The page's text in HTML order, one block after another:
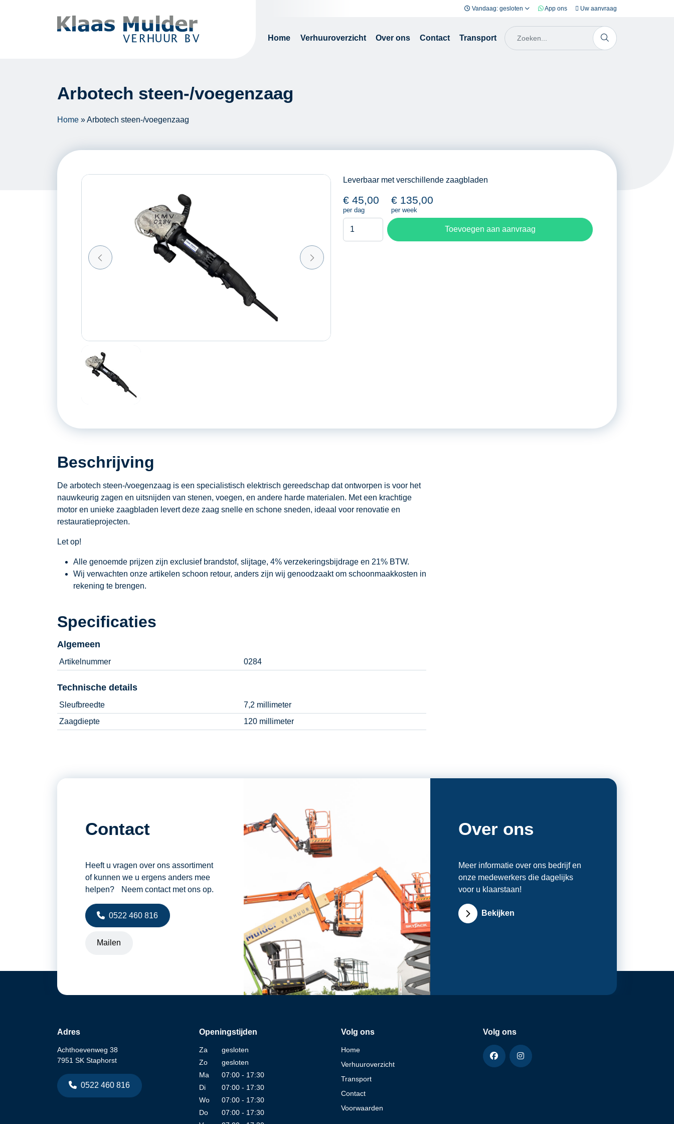
Vandaag: gesloten App ons Uw aanvraag
Home Verhuuroverzicht Over ons Contact Transport
Arbotech steen-/voegenzaag
Home »Arbotech steen-/voegenzaag
Leverbaar met verschillende zaagbladen
€ 45,00
per dag
€ 135,00
per week
steen-/voegenzaag
Toevoegen aan aanvraag
Beschrijving
De arbotech steen-/voegenzaag is een specialistisch elektrisch gereedschap dat ontworpen is voor het
nauwkeurig zagen en uitsnijden van stenen, voegen, en andere harde materialen. Met een krachtige
motor en unieke zaagbladen levert deze zaag snelle en schone sneden, ideaal voor renovatie en
restauratieprojecten.
Let op!
Alle genoemde prijzen zijn exclusief brandstof, slijtage, 4% verzekeringsbijdrage en 21% BTW.
Wij verwachten onze artikelen schoon retour, anders zijn wij genoodzaakt om schoonmaakkosten in
rekening te brengen.
Specificaties
Algemeen
Artikelnummer 0284
Technische details
Sleufbreedte
7,2 millimeter
Zaagdiepte
120 millimeter
Contact
Heeft u vragen over ons assortiment
of kunnen we u ergens anders mee
helpen? Neem contact met ons op.
0522 460 816
Mailen
Over ons
Meer informatie over ons bedrijf en
onze medewerkers die dagelijks
voor u klaarstaan!
Bekijken
Adres
Achthoevenweg 38
7951 SK Staphorst
0522 460 816
Openingstijden
Za
gesloten
Zo
gesloten
Ma
07:00 - 17:30
Di
07:00 - 17:30
Wo
07:00 - 17:30
Do
07:00 - 17:30
Volg ons
Home
Verhuuroverzicht
Transport
Contact
Voorwaarden
Volg ons